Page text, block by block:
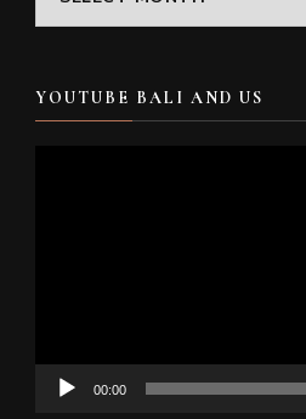
YOUTUBE BALI AND US
00:00